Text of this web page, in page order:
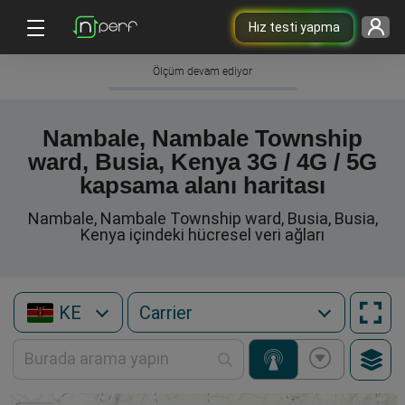
Hız testi yapma
Ölçüm devam ediyor
Nambale, Nambale Township
ward, Busia, Kenya 3G / 4G / 5G
kapsama alanı haritası
Nambale, Nambale Township ward, Busia, Busia,
Kenya içindeki hücresel veri ağları
KE